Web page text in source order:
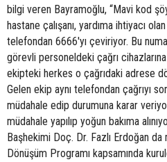
bilgi veren Bayramoğlu, “Mavi kod
hastane çalışanı, yardıma ihtiyacı
telefondan 6666'yı çeviriyor. Bu
görevli personeldeki çağrı
ekipteki herkes o çağrıdaki adrese
Gelen ekip aynı telefondan çağrıyı
müdahale edip durumuna karar
müdahale yapılıp yoğun bakıma
Başhekimi Doç. Dr. Fazlı Erdoğan
Dönüşüm Programı kapsamında